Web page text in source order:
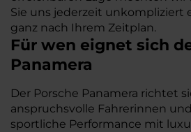
Sie uns jederzeit unkompliziert
ganz nach Ihrem Zeitplan.
Für wen eignet sich
Panamera
Der Porsche Panamera richtet
anspruchsvolle Fahrerinnen
sportliche Performance mit